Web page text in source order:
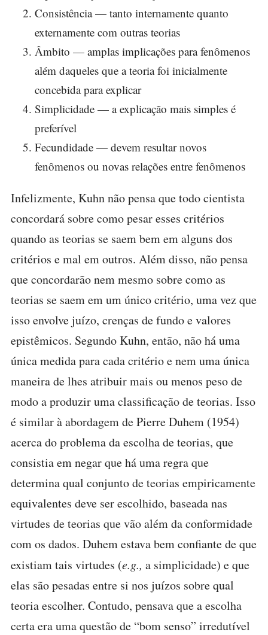
Consistência — tanto internamente quanto
externamente com outras teorias
Âmbito — amplas implicações para fenômenos
além daqueles que a teoria foi inicialmente
concebida para explicar
Simplicidade — a explicação mais simples é
preferível
Fecundidade — devem resultar novos
fenômenos ou novas relações entre fenômenos
Infelizmente, Kuhn não pensa que todo cientista
concordará sobre como pesar esses critérios
quando as teorias se saem bem em alguns dos
critérios e mal em outros. Além disso, não pensa
que concordarão nem mesmo sobre como as
teorias se saem em um único critério, uma vez que
isso envolve juízo, crenças de fundo e valores
epistêmicos. Segundo Kuhn, então, não há uma
única medida para cada critério e nem uma única
maneira de lhes atribuir mais ou menos peso de
modo a produzir uma classificação de teorias. Isso
é similar à abordagem de Pierre Duhem (1954)
acerca do problema da escolha de teorias, que
consistia em negar que há uma regra que
determina qual conjunto de teorias empiricamente
equivalentes deve ser escolhido, baseada nas
virtudes de teorias que vão além da conformidade
com os dados. Duhem estava bem confiante de que
existiam tais virtudes (e.g., a simplicidade) e que
elas são pesadas entre si nos juízos sobre qual
teoria escolher. Contudo, pensava que a escolha
certa era uma questão de “bom senso” irredutível